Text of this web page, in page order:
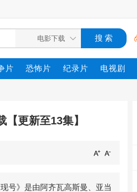
片 恐怖片 纪录片 电视剧
更新至13集】
号》是由阿齐瓦高斯曼、亚当